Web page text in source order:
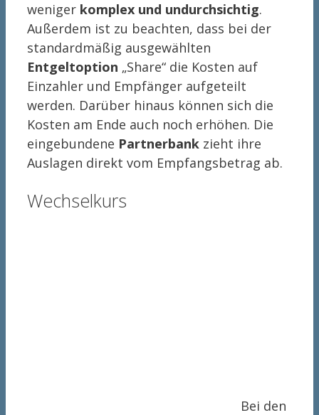
weniger komplex und undurchsichtig.
Außerdem ist zu beachten, dass bei der
standardmäßig ausgewählten
Entgeltoption „Share“ die Kosten auf
Einzahler und Empfänger aufgeteilt
werden. Darüber hinaus können sich die
Kosten am Ende auch noch erhöhen. Die
eingebundene Partnerbank zieht ihre
Auslagen direkt vom Empfangsbetrag ab.
Wechselkurs
Bei den